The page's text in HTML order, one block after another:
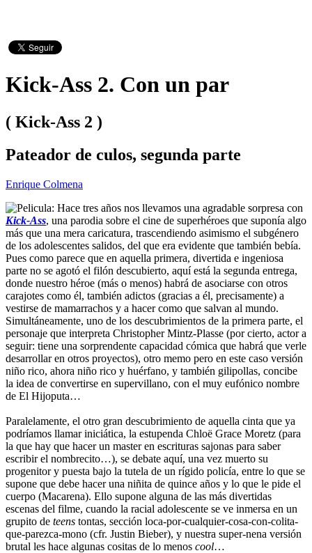
Kick-Ass 2. Con un par
( Kick-Ass 2 )
Pateador de culos, segunda parte
Enrique Colmena
Hace tres años nos llevamos una agradable sorpresa con
Kick-Ass, una parodia sobre el cine de superhéroes que suponía algo
más que una mera caricatura, trascendiendo asimismo el subgénero
de los adolescentes salidos, del que era evidente que también bebía.
Pues como parece que en aquella primera, divertida e ingeniosa
parte no se agotó el filón descubierto, aquí está la segunda entrega,
donde nuestro héroe (más o menos) habrá de asociarse con otros
carajotes como él, también adictos (gracias a él, precisamente) a
vestirse de mamarrachos y a hacer como que salvan al mundo.
Simultáneamente, uno de los descubrimientos de la primera parte, el
personaje que interpreta Christopher Mintz-Plasse (por cierto, actor a
seguir: tiene una sorprendente capacidad cómica que habrá que verle
desarrollar en otros proyectos), otro memo pero en este caso versión
niño rico, ahora niño rico y huérfano, y también gilipollas, concibe
la idea de convertirse en supervillano, con el muy eufónico nombre
de El Hijoputa…
Paralelamente, el otro gran descubrimiento de aquella cinta que ya
podríamos llamar iniciática, la estupenda Chloë Grace Moretz (para
la que hay que hacer un master en escrituras sajonas para saber
escribir el nombrecito…), se debate aquí, una vez muerto su
progenitor y puesta bajo la tutela de un rígido policía, entre lo que se
supone que debe hacer una niñita de quince años y lo que le pide el
cuerpo (Macarena). Ello supone alguna de las más divertidas
escenas del filme, cuando la racial adolescente se ve inmersa en un
grupito de teens tontas, sección loca-por-cualquier-cosa-con-colita-
que-parezca-mono (cfr. Justin Bieber), y nuestra super-nena versión
brutal les hace algunas cositas de lo menos cool…